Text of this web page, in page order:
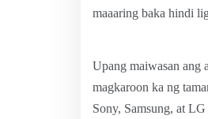
maaaring baka hindi
Upang maiwasan ang
magkaroon ka ng
Sony, Samsung, at